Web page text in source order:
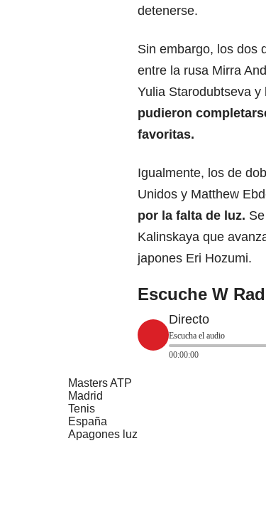
detenerse.
Sin embargo, los dos
entre la rusa Mirra
Yulia Starodubtseva
pudieron
favoritas.
Igualmente, los de
Unidos y Matthew
por la falta de luz.
Kalinskaya que
japones Eri Hozumi.
Escuche W
Directo
Escucha el audio
00:00:00
Masters ATP
Madrid
Tenis
España
Apagones luz